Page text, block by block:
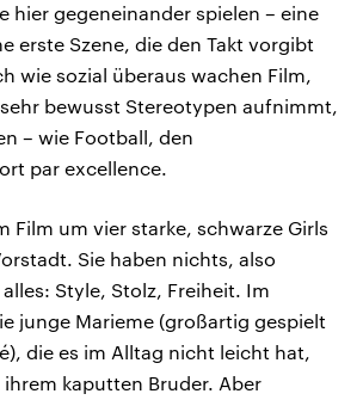
hier gegeneinander spielen – eine
erste Szene, die den Takt vorgibt
wie sozial überaus wachen Film,
bewusst Stereotypen aufnimmt,
– wie Football, den
par excellence.
Film um vier starke, schwarze Girls
Sie haben nichts, also
Style, Stolz, Freiheit. Im
junge Marieme (großartig gespielt
die es im Alltag nicht leicht hat,
kaputten Bruder. Aber